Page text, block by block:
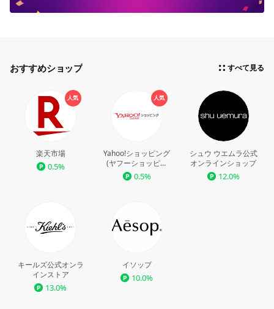
おすすめショップ すべて見る
人気
楽天市場
0.5%
人気
Yahoo!ショッピング
(ヤフーショッピン
グ)
0.5%
シュウ ウエムラ公式
オンラインショップ
12.0%
キールズ公式オンラ
インストア
13.0%
イソップ
10.0%